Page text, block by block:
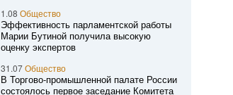
1.08 Общество
Эффективность парламентской работы
Марии Бутиной получила высокую
оценку экспертов
31.07Общество
В Торгово-промышленной палате России
состоялось первое заседание Комитета